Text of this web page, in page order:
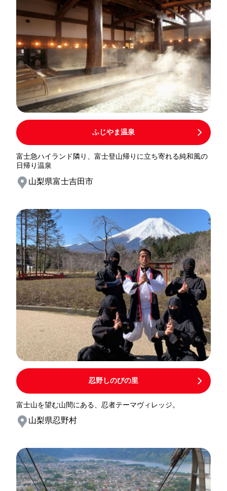
ふじやま温泉
富士急ハイランド隣り、富士登山帰りに立ち寄れる純和風の
日帰り温泉
山梨県富士吉田市
忍野しのびの里
富士山を望む山間にある、忍者テーマヴィレッジ。
山梨県忍野村